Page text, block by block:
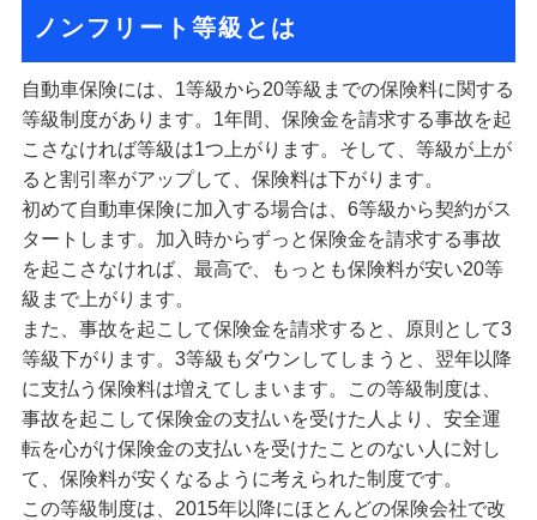
ノンフリート等級とは
自動車保険には、1等級から20等級までの保険料に関する
等級制度があります。1年間、保険金を請求する事故を起
こさなければ等級は1つ上がります。そして、等級が上が
ると割引率がアップして、保険料は下がります。
初めて自動車保険に加入する場合は、6等級から契約がス
タートします。加入時からずっと保険金を請求する事故
を起こさなければ、最高で、もっとも保険料が安い20等
級まで上がります。
また、事故を起こして保険金を請求すると、原則として3
等級下がります。3等級もダウンしてしまうと、翌年以降
に支払う保険料は増えてしまいます。この等級制度は、
事故を起こして保険金の支払いを受けた人より、安全運
転を心がけ保険金の支払いを受けたことのない人に対し
て、保険料が安くなるように考えられた制度です。
この等級制度は、2015年以降にほとんどの保険会社で改